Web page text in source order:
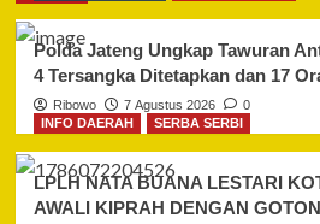
Polda Jateng Ungkap Tawuran
4 Tersangka Ditetapkan dan 17
Ribowo 7 Agustus 2026
0
INFO DAERAH
SERBA SERBI
LPLH NATA BUANA LESTARI
AWALI KIPRAH DENGAN